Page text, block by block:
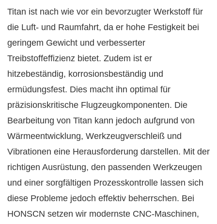
Titan ist nach wie vor ein bevorzugter Werkstoff für
die Luft- und Raumfahrt, da er hohe Festigkeit bei
geringem Gewicht und verbesserter
Treibstoffeffizienz bietet. Zudem ist er
hitzebeständig, korrosionsbeständig und
ermüdungsfest. Dies macht ihn optimal für
präzisionskritische Flugzeugkomponenten. Die
Bearbeitung von Titan kann jedoch aufgrund von
Wärmeentwicklung, Werkzeugverschleiß und
Vibrationen eine Herausforderung darstellen. Mit der
richtigen Ausrüstung, den passenden Werkzeugen
und einer sorgfältigen Prozesskontrolle lassen sich
diese Probleme jedoch effektiv beherrschen. Bei
HONSCN setzen wir modernste CNC-Maschinen,